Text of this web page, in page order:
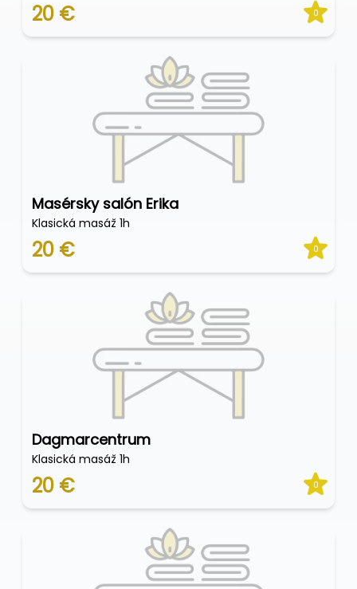
20 € 0
Masérsky salón Erika
Klasická masáž 1h
20 € 0
Dagmarcentrum
Klasická masáž 1h
20 € 0